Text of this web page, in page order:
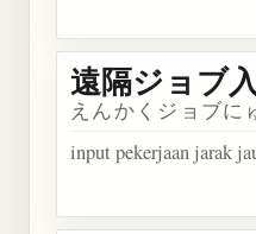
遠隔ジョブ
えんかくジョブに
input pekerjaan jarak